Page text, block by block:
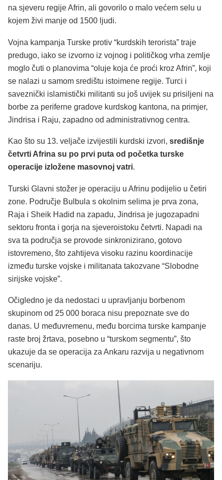
na sjeveru regije Afrin, ali govorilo o malo većem selu u
kojem živi manje od 1500 ljudi.
Vojna kampanja Turske protiv “kurdskih terorista” traje
predugo, iako se izvorno iz vojnog i političkog vrha zemlje
moglo čuti o planovima “oluje koja će proći kroz Afrin”, koji
se nalazi u samom središtu istoimene regije. Turci i
saveznički islamistički militanti su još uvijek su prisiljeni na
borbe za periferne gradove kurdskog kantona, na primjer,
Jindrisa i Raju, zapadno od administrativnog centra.
Kao što su 13. veljače izvijestili kurdski izvori, središnje
četvrti Afrina su po prvi puta od početka turske
operacije izložene masovnoj vatri.
Turski Glavni stožer je operaciju u Afrinu podijelio u četiri
zone. Područje Bulbula s okolnim selima je prva zona,
Raja i Sheik Hadid na zapadu, Jindrisa je jugozapadni
sektoru fronta i gorja na sjeveroistoku četvrti. Napadi na
sva ta područja se provode sinkronizirano, gotovo
istovremeno, što zahtijeva visoku razinu koordinacije
između turske vojske i militanata takozvane “Slobodne
sirijske vojske”.
Očigledno je da nedostaci u upravljanju borbenom
skupinom od 25 000 boraca nisu prepoznate sve do
danas. U međuvremenu, među borcima turske kampanje
raste broj žrtava, posebno u “turskom segmentu”, što
ukazuje da se operacija za Ankaru razvija u negativnom
scenariju.